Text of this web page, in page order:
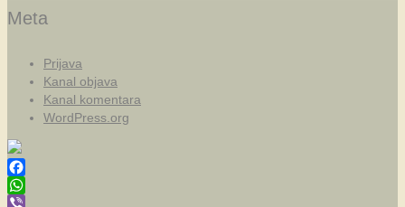
Meta
Prijava
Kanal objava
Kanal komentara
WordPress.org
Facebook
WhatsApp